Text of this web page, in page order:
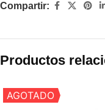
Compartir:
Productos
AGOTADO